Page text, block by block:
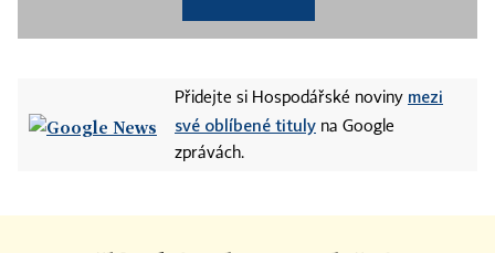
Přidejte si Hospodářské noviny mezi
své oblíbené tituly na Google
zprávách.